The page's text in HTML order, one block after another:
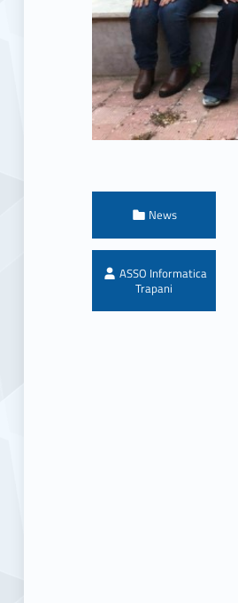
Categorized in:
News
Written by:
ASSO Informatica
Trapani